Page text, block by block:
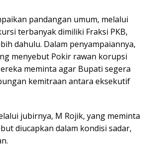
pandangan umum, melalui
terbanyak dimiliki Fraksi PKB,
dahulu. Dalam penyampaiannya,
menyebut Pokir rawan korupsi
meminta agar Bupati segera
kemitraan antara eksekutif
jubirnya, M Rojik, yang meminta
diucapkan dalam kondisi sadar,